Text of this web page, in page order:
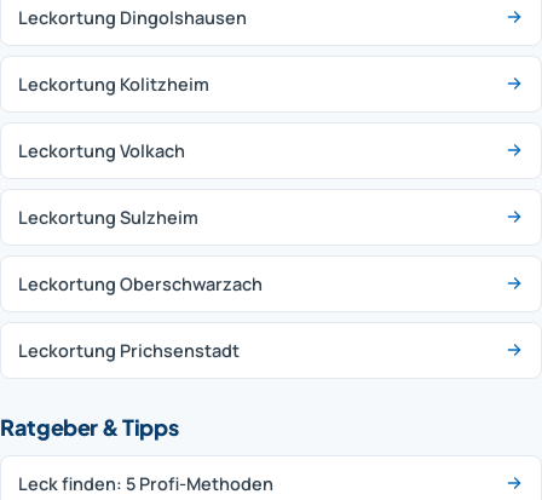
Leckortung Dingolshausen
Leckortung Kolitzheim
Leckortung Volkach
Leckortung Sulzheim
Leckortung Oberschwarzach
Leckortung Prichsenstadt
Ratgeber & Tipps
Leck finden: 5 Profi-Methoden